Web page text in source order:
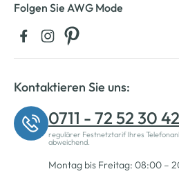
Folgen Sie AWG Mode
Kontaktieren Sie uns:
0711 - 72 52 30
regulärer Festnetztarif Ihres
abweichend.
Montag bis Freitag: 08:00 –